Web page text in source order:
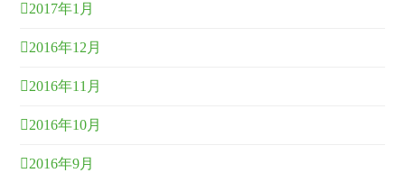
2017年1月
2016年12月
2016年11月
2016年10月
2016年9月